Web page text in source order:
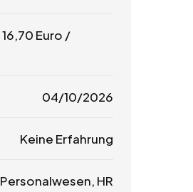
16,70 Euro /
04/10/2026
Keine Erfahrung
Personalwesen, HR